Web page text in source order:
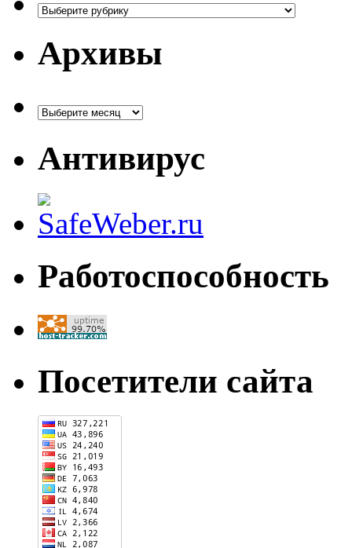
Рубрики
Архивы
Антивирус
Работоспособность
Посетители сайта